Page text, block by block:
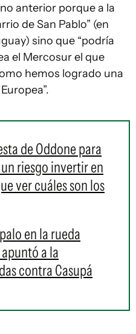
anterior porque a la
de San Pablo” (en
sino que “podría
el Mercosur el que
hemos logrado una
de Oddone para
un riesgo invertir en
ver cuáles son los
en la rueda
a la
contra Casupá